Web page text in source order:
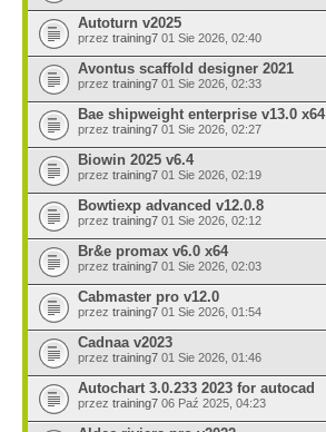
Autoturn v2025
przez training7 01 Sie 2026, 02:40
Avontus scaffold designer 2021
przez training7 01 Sie 2026, 02:33
Bae shipweight enterprise v13.0 x64
przez training7 01 Sie 2026, 02:27
Biowin 2025 v6.4
przez training7 01 Sie 2026, 02:19
Bowtiexp advanced v12.0.8
przez training7 01 Sie 2026, 02:12
Br&e promax v6.0 x64
przez training7 01 Sie 2026, 02:03
Cabmaster pro v12.0
przez training7 01 Sie 2026, 01:54
Cadnaa v2023
przez training7 01 Sie 2026, 01:46
Autochart 3.0.233 2023 for autocad
przez training7 06 Paź 2025, 04:23